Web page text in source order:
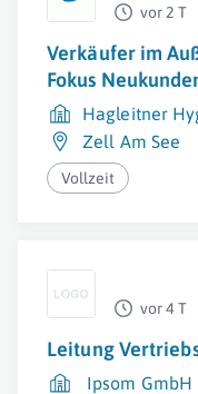
vor 2 T
Verkäufer im
Fokus
Hagleitner
Zell Am See
Vollzeit
vor 4 T
Leitung
Ipsom GmbH